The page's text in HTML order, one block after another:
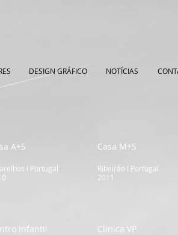
DESIGN GRÁFICO NOTÍCIAS
I Portugal
Ribeirão I Portugal
2011
A+S Casa M+S
Infantil Clínica VP